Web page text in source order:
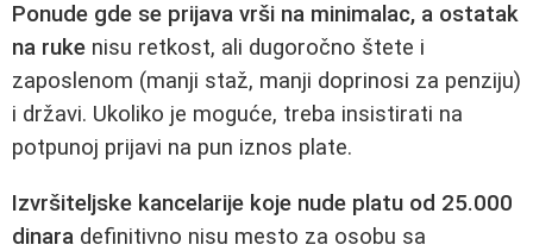
Ponude gde se prijava vrši na minimalac, a ostatak
na ruke nisu retkost, ali dugoročno štete i
zaposlenom (manji staž, manji doprinosi za penziju)
i državi. Ukoliko je moguće, treba insistirati na
potpunoj prijavi na pun iznos plate.
Izvršiteljske kancelarije koje nude platu od 25.000
dinara definitivno nisu mesto za osobu sa